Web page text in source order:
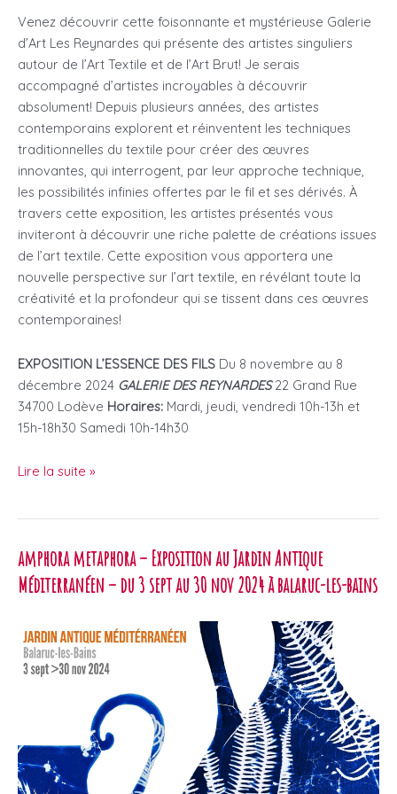
Venez découvrir cette foisonnante et mystérieuse Galerie
d’Art Les Reynardes qui présente des artistes singuliers
autour de l’Art Textile et de l’Art Brut! Je serais
accompagné d’artistes incroyables à découvrir
absolument! Depuis plusieurs années, des artistes
contemporains explorent et réinventent les techniques
traditionnelles du textile pour créer des œuvres
innovantes, qui interrogent, par leur approche technique,
les possibilités infinies offertes par le fil et ses dérivés. À
travers cette exposition, les artistes présentés vous
inviteront à découvrir une riche palette de créations issues
de l’art textile. Cette exposition vous apportera une
nouvelle perspective sur l’art textile, en révélant toute la
créativité et la profondeur qui se tissent dans ces œuvres
contemporaines!
EXPOSITION L’ESSENCE DES FILS Du 8 novembre au 8
décembre 2024 GALERIE DES REYNARDES22 Grand Rue
34700 Lodève Horaires: Mardi, jeudi, vendredi 10h-13h et
15h-18h30 Samedi 10h-14h30
l’essence
galerie
des
reynardes
du
8
novembre
décembre
à
lodève
Lire la suite »
amphora metaphora – Exposition au Jardin Antique
Méditerranéen – du 3 sept au 30 nov 2024 à balaruc-les-bains